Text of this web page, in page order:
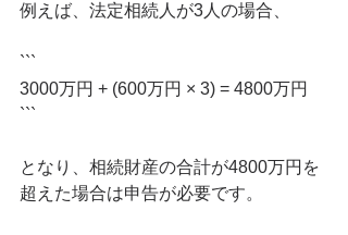
例えば、法定相続人が3人の場合、
```
3000万円 + (600万円 × 3) = 4800万円
```
となり、相続財産の合計が4800万円を
超えた場合は申告が必要です。